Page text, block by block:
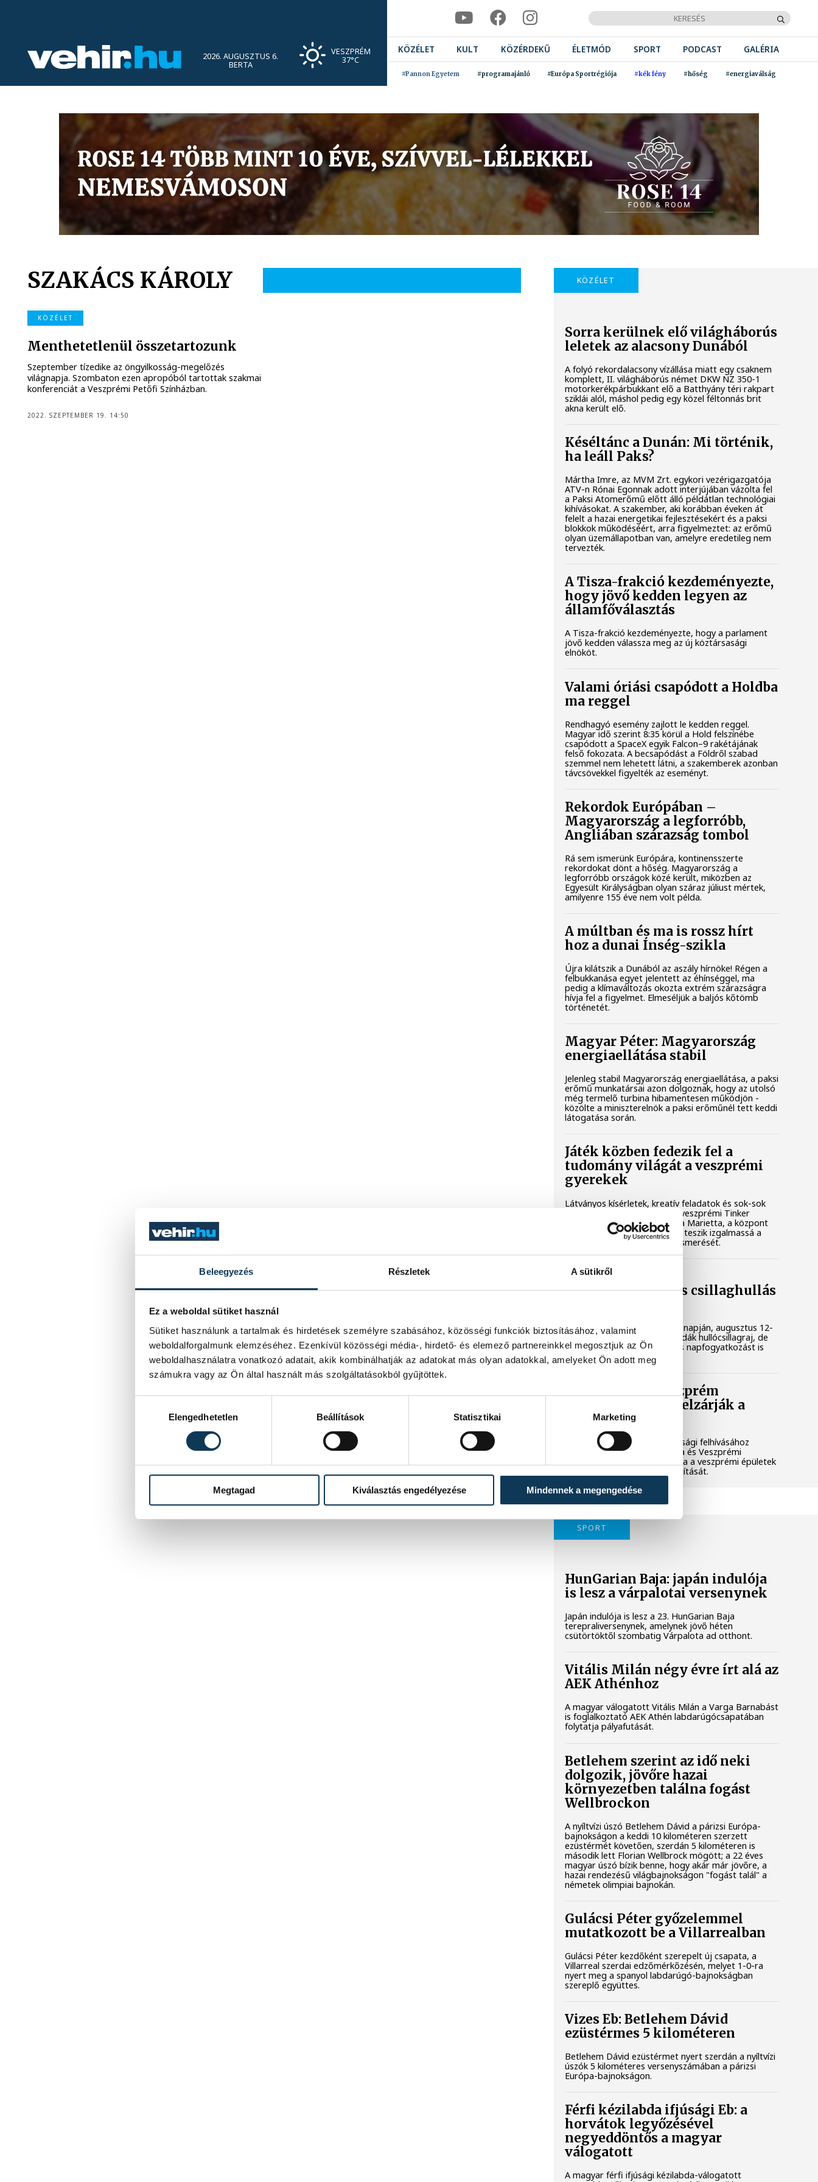
Beleegyezés Részletek A sütikről
Ez a weboldal sütiket használ
Sütiket használunk a tartalmak és hirdetések személyre szabásához, közösségi funkciók biztosításához, valamint
weboldalforgalmunk elemzéséhez. Ezenkívül közösségi média-, hirdető- és elemező partnereinkkel megosztjuk az Ön
weboldalhasználatra vonatkozó adatait, akik kombinálhatják az adatokat más olyan adatokkal, amelyeket Ön adott meg
számukra vagy az Ön által használt más szolgáltatásokból gyűjtöttek.
Elengedhetetlen
Beállítások Statisztikai Marketing
Megtagad Kiválasztás engedélyezése Mindennek a megengedése
2026. AUGUSZTUS 6.
BERTA
VESZPRÉM
37°C
KÖZÉLET KULT KÖZÉRDEKŰ ÉLETMÓD SPORT PODCAST GALÉRIA
#Pannon Egyetem #programajánló #Európa Sportrégiója #kék fény #hőség #energiaválság
SZAKÁCS KÁROLY
KÖZÉLET
Menthetetlenül összetartozunk
Szeptember tízedike az öngyilkosság-megelőzés
világnapja. Szombaton ezen apropóból tartottak szakmai
konferenciát a Veszprémi Petőfi Színházban.
2022. SZEPTEMBER 19. 14:50
KÖZÉLET
Sorra kerülnek elő világháborús
leletek az alacsony Dunából
A folyó rekordalacsony vízállása miatt egy csaknem
komplett, II. világháborús német DKW NZ 350-1
motorkerékpárbukkant elő a Batthyány téri rakpart
sziklái alól, máshol pedig egy közel féltonnás brit
akna került elő.
Késéltánc a Dunán: Mi történik,
ha leáll Paks?
Mártha Imre, az MVM Zrt. egykori vezérigazgatója
ATV-n Rónai Egonnak adott interjújában vázolta fel
a Paksi Atomerőmű előtt álló példátlan technológiai
kihívásokat. A szakember, aki korábban éveken át
felelt a hazai energetikai fejlesztésekért és a paksi
blokkok működéséért, arra figyelmeztet: az erőmű
olyan üzemállapotban van, amelyre eredetileg nem
tervezték.
A Tisza-frakció kezdeményezte,
hogy jövő kedden legyen az
államfőválasztás
A Tisza-frakció kezdeményezte, hogy a parlament
jövő kedden válassza meg az új köztársasági
elnököt.
Valami óriási csapódott a Holdba
ma reggel
Rendhagyó esemény zajlott le kedden reggel.
Magyar idő szerint 8:35 körül a Hold felszínébe
csapódott a SpaceX egyik Falcon–9 rakétájának
felső fokozata. A becsapódást a Földről szabad
szemmel nem lehetett látni, a szakemberek azonban
távcsövekkel figyelték az eseményt.
Rekordok Európában –
Magyarország a legforróbb,
Angliában szárazság tombol
Rá sem ismerünk Európára, kontinensszerte
rekordokat dönt a hőség. Magyarország a
legforróbb országok közé került, miközben az
Egyesült Királyságban olyan száraz júliust mértek,
amilyenre 155 éve nem volt példa.
A múltban és ma is rossz hírt
hoz a dunai Ínség-szikla
Újra kilátszik a Dunából az aszály hírnöke! Régen a
felbukkanása egyet jelentett az éhínséggel, ma
pedig a klímaváltozás okozta extrém szárazságra
hívja fel a figyelmet. Elmeséljük a baljós kőtömb
történetét.
Magyar Péter: Magyarország
energiaellátása stabil
Jelenleg stabil Magyarország energiaellátása, a paksi
erőmű munkatársai azon dolgoznak, hogy az utolsó
még termelő turbina hibamentesen működjön -
közölte a miniszterelnök a paksi erőműnél tett keddi
látogatása során.
Játék közben fedezik fel a
tudomány világát a veszprémi
gyerekek
Látványos kísérletek, kreatív feladatok és sok-sok
élmény várja a gyerekeket a veszprémi Tinker
Labsben. Videónkban Balassa Marietta, a központ
vezetője mutatja be, hogyan teszik izgalmassá a
természettudományok megismerését.
Augusztus 12-én
napfogyatkozás és csillaghullás
Az év legsűrűbb csillagászati napján, augusztus 12-
én éjjel tetőzik majd a Perseidák hullócsillagraj, de
ugyanezen a napon részleges napfogyatkozást is
meg lehet majd figyelni.
Lekapcsolják Veszprém
díszkivilágítását, elzárják a
szökőkutakat
A kormány energiatakarékossági felhívásához
csatlakozva Veszprém városa és Veszprémi
Főegyházmegye is lekapcsolta a veszprémi épületek
és nevezetességek díszkivilágítását.
SPORT
HunGarian Baja: japán indulója
is lesz a várpalotai versenynek
Japán indulója is lesz a 23. HunGarian Baja
terepraliversenynek, amelynek jövő héten
csütörtöktől szombatig Várpalota ad otthont.
Vitális Milán négy évre írt alá az
AEK Athénhoz
A magyar válogatott Vitális Milán a Varga Barnabást
is foglalkoztató AEK Athén labdarúgócsapatában
folytatja pályafutását.
Betlehem szerint az idő neki
dolgozik, jövőre hazai
környezetben találna fogást
Wellbrockon
A nyíltvízi úszó Betlehem Dávid a párizsi Európa-
bajnokságon a keddi 10 kilométeren szerzett
ezüstérmét követően, szerdán 5 kilométeren is
második lett Florian Wellbrock mögött; a 22 éves
magyar úszó bízik benne, hogy akár már jövőre, a
hazai rendezésű világbajnokságon "fogást talál" a
németek olimpiai bajnokán.
Gulácsi Péter győzelemmel
mutatkozott be a Villarrealban
Gulácsi Péter kezdőként szerepelt új csapata, a
Villarreal szerdai edzőmérkőzésén, melyet 1-0-ra
nyert meg a spanyol labdarúgó-bajnokságban
szereplő együttes.
Vizes Eb: Betlehem Dávid
ezüstérmes 5 kilométeren
Betlehem Dávid ezüstérmet nyert szerdán a nyíltvízi
úszók 5 kilométeres versenyszámában a párizsi
Európa-bajnokságon.
Férfi kézilabda ifjúsági Eb: a
horvátok legyőzésével
negyeddöntős a magyar
válogatott
A magyar férfi ifjúsági kézilabda-válogatott